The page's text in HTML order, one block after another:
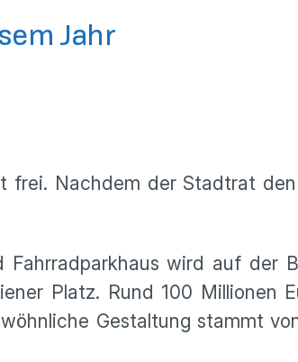
Jahr
frei. Nachdem der Stadtrat
wird auf der
Platz. Rund 100 Millionen
Gestaltung stammt